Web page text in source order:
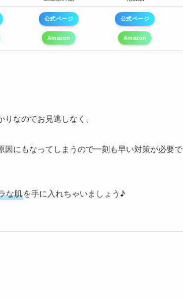
公式ページ
Amazon
公式ページ
Amazon
なのでお見逃しなく。
因にもなってしまうので一刻も早い対策が必要で
な肌を手に入れちゃいましょう♪